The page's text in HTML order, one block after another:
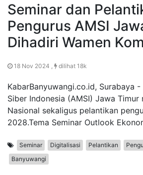
Seminar dan
Pengurus AMSI
Dihadiri Wamen
18 Nov 2024 , dilihat 18k
KabarBanyuwangi.co.id, Surabaya
Siber Indonesia (AMSI) Jawa Timur
Nasional sekaligus pelantikan
2028.Tema Seminar Outlook
Seminar Digitalisasi Pelantikan
Banyuwangi